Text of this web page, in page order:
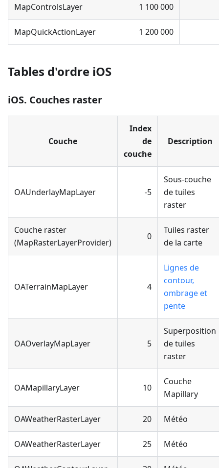
MapControlsLayer 1 100 000
MapQuickActionLayer 1 200 000
Tables d'ordre iOS
iOS. Couches raster
Couche
Index
de
couche
Description
OAUnderlayMapLayer -5
Sous-couche
de tuiles
raster
Couche raster
(MapRasterLayerProvider)
0
Tuiles raster
de la carte
OATerrainMapLayer 4
Lignes de
contour,
ombrage et
pente
OAOverlayMapLayer 5
Superposition
de tuiles
raster
OAMapillaryLayer 10
Couche
Mapillary
OAWeatherRasterLayer 20 Météo
OAWeatherRasterLayer 25 Météo